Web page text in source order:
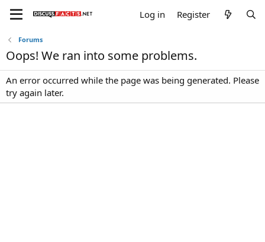
Log in Register
Forums
Oops! We ran into some problems.
An error occurred while the page was being generated. Please
try again later.